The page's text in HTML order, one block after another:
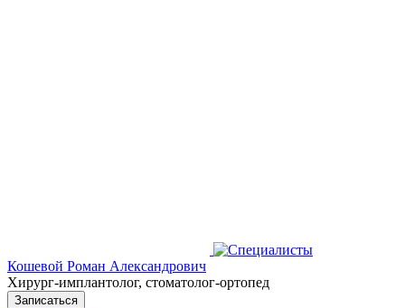
Кошевой Роман Александрович
Хирург-имплантолог, стоматолог-ортопед
Записаться